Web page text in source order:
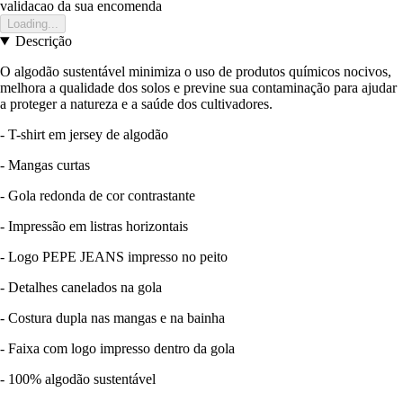
validacao da sua encomenda
Loading...
Descrição
O algodão sustentável minimiza o uso de produtos químicos nocivos,
melhora a qualidade dos solos e previne sua contaminação para ajudar
a proteger a natureza e a saúde dos cultivadores.
- T-shirt em jersey de algodão
- Mangas curtas
- Gola redonda de cor contrastante
- Impressão em listras horizontais
- Logo PEPE JEANS impresso no peito
- Detalhes canelados na gola
- Costura dupla nas mangas e na bainha
- Faixa com logo impresso dentro da gola
- 100% algodão sustentável